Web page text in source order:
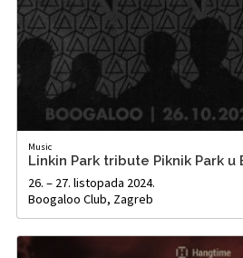
Music
Linkin Park tribute Piknik Park u
26. – 27. listopada 2024.
Boogaloo Club, Zagreb